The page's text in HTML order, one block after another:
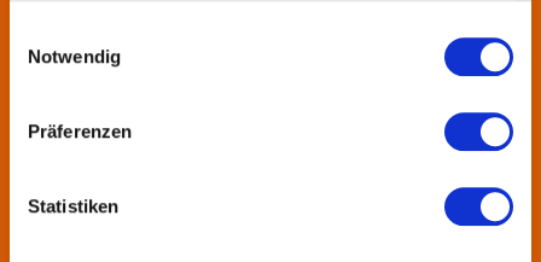
Notwendig
Präferenzen
Statistiken
In der Metropolregion FrankfurtRheinMain haben sich rund 50
KulturRegion zusammen-geschlossen. Über die Ländergrenzen
hinweg vernetzt die gemeinnützige Gesellschaft seit 2005 die
interkommunale Zusammenarbeit. Gemeinsam mit ihren